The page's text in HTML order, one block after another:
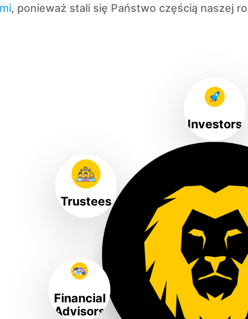
, ponieważ stali się Państwo częścią naszej
Investors
Financial
Advisors
Trustees